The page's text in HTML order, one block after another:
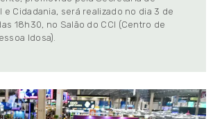
e Cidadania, será realizado no dia 3 de
18h30, no Salão do CCI (Centro de
Idosa).